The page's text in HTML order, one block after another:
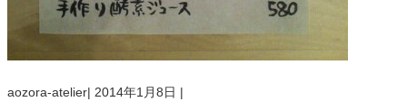
aozora-atelier| 2014年1月8日 |